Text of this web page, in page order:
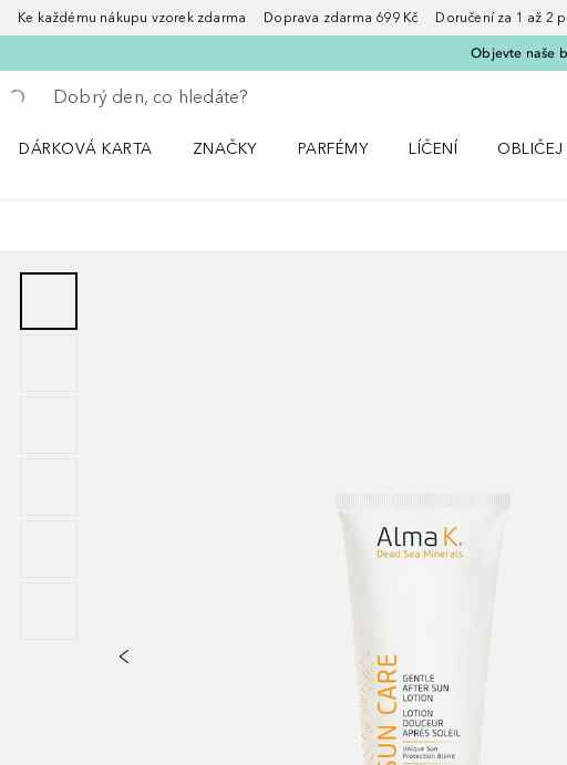
Ke každému nákupu vzorek zdarma Doprava zdarma 699 Kč Doručení za 1 až 2
Objevte naše
Vraťte se
Proveďte vyhledávání
DÁRKOVÁ KARTA
ZNAČKY
PARFÉMY
LÍČENÍ
OBLIČEJ